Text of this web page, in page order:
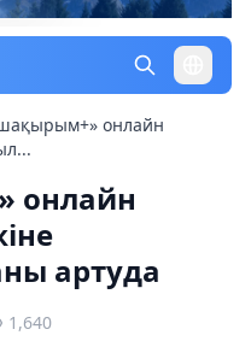
онлайн
онлайн
артуда
1,640